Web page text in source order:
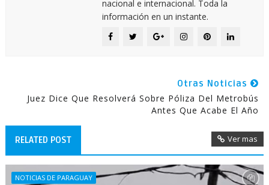
nacional e internacional. Toda la
información en un instante.
Otras Noticias
Juez Dice Que Resolverá Sobre Póliza Del Metrobús
Antes Que Acabe El Año
RELATED POST Ver mas
NOTICIAS DE PARAGUAY